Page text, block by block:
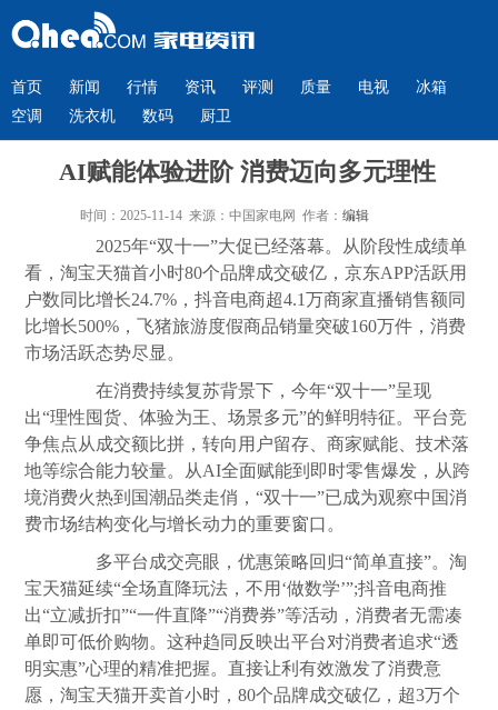
首页 新闻 行情 资讯 评测 质量 电视
冰箱
空调
洗衣机 数码 厨卫
AI赋能体验进阶 消费迈向多元理性
时间：2025-11-14 来源：中国家电网 作者： 编辑
2025年“双十一”大促已经落幕。从阶段性成绩单
看，淘宝天猫首小时80个品牌成交破亿，京东APP活跃用
户数同比增长24.7%，抖音电商超4.1万商家直播销售额同
比增长500%，飞猪旅游度假商品销量突破160万件，消费
市场活跃态势尽显。
在消费持续复苏背景下，今年“双十一”呈现
出“理性囤货、体验为王、场景多元”的鲜明特征。平台竞
争焦点从成交额比拼，转向用户留存、商家赋能、技术落
地等综合能力较量。从AI全面赋能到即时零售爆发，从跨
境消费火热到国潮品类走俏，“双十一”已成为观察中国消
费市场结构变化与增长动力的重要窗口。
多平台成交亮眼，优惠策略回归“简单直接”。淘
宝天猫延续“全场直降玩法，不用‘做数学’”;抖音电商推
出“立减折扣”“一件直降”“消费券”等活动，消费者无需凑
单即可低价购物。这种趋同反映出平台对消费者追求“透
明实惠”心理的精准把握。直接让利有效激发了消费意
愿，淘宝天猫开卖首小时，80个品牌成交破亿，超3万个